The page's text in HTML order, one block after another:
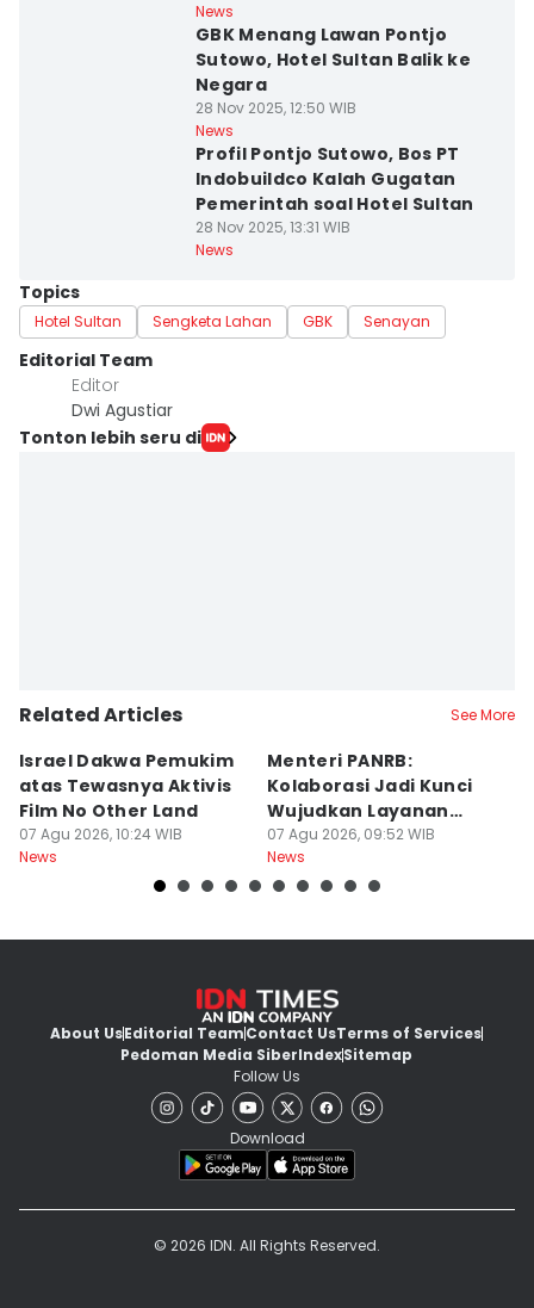
News
GBK Menang Lawan Pontjo
Sutowo, Hotel Sultan Balik ke
Negara
28 Nov 2025, 12:50 WIB
News
Profil Pontjo Sutowo, Bos PT
Indobuildco Kalah Gugatan
Pemerintah soal Hotel Sultan
28 Nov 2025, 13:31 WIB
News
Topics
Hotel Sultan Sengketa Lahan GBK Senayan
Editorial Team
Editor
Dwi Agustiar
Tonton lebih seru di
Related Articles See More
Israel Dakwa Pemukim
atas Tewasnya Aktivis
Film No Other Land
07 Agu 2026, 10:24 WIB
News
Menteri PANRB:
Kolaborasi Jadi Kunci
Wujudkan Layanan
Publik Terintegrasi
07 Agu 2026, 09:52 WIB
News
About UsEditorial TeamContact UsTerms of Services
Pedoman Media SiberIndexSitemap
Follow Us
Download
© 2026 IDN. All Rights Reserved.